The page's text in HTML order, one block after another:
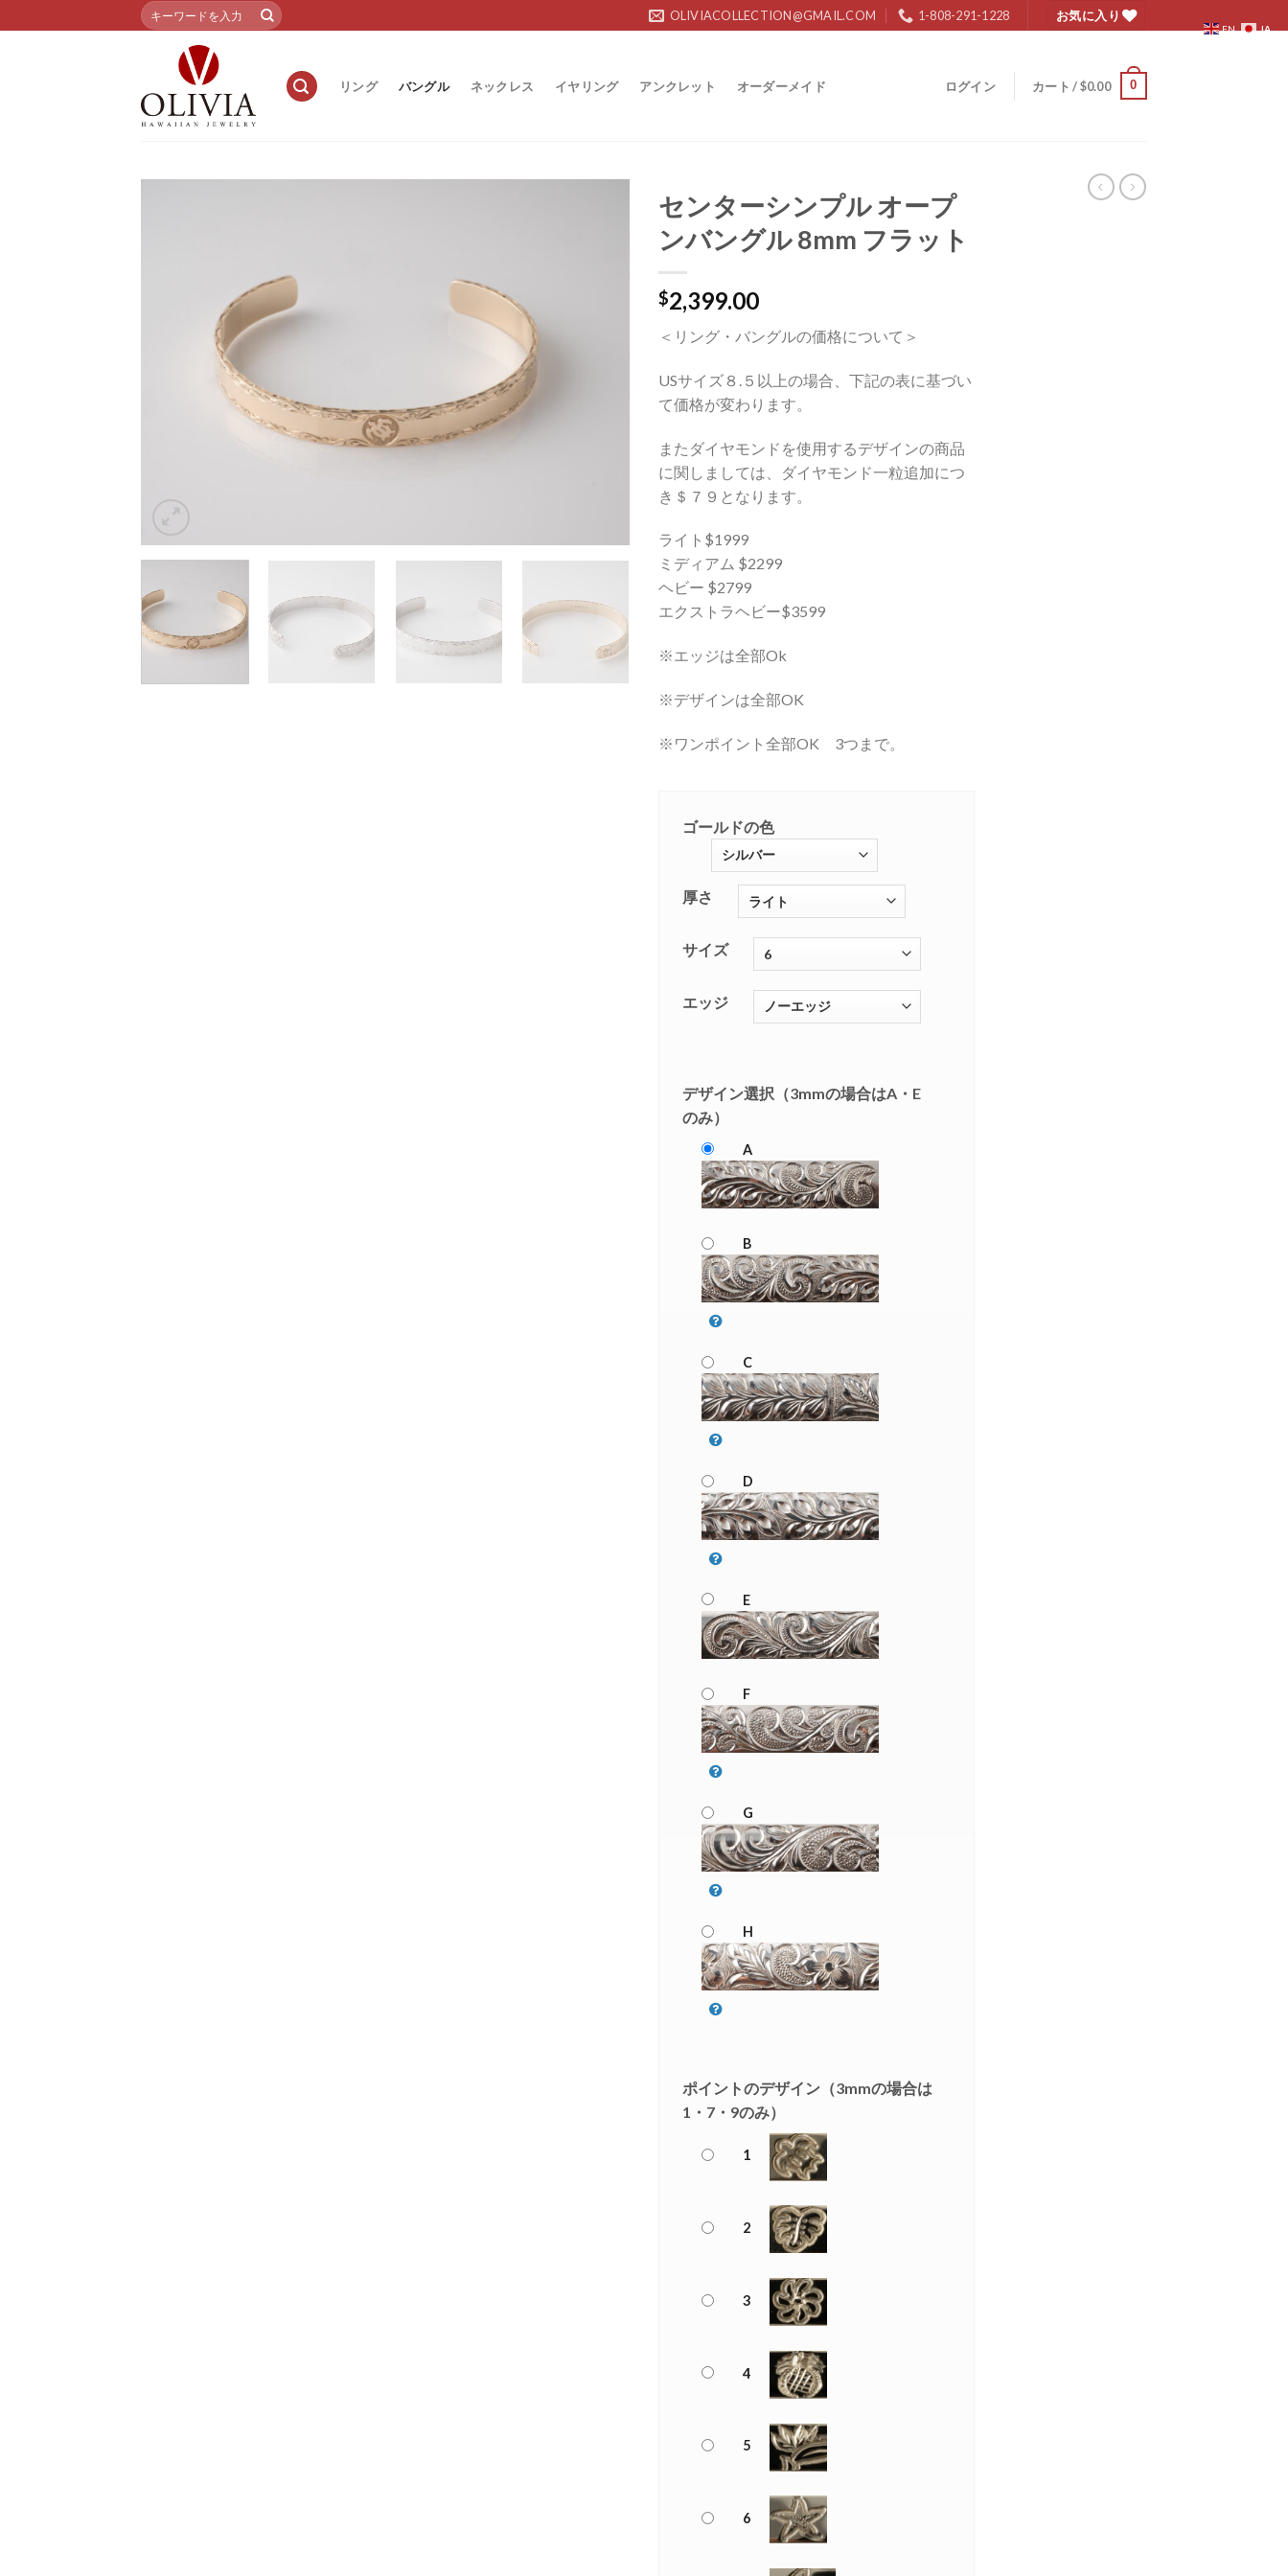
to
検
索
OLIVIACOLLECTION@GMAIL.COM 1-808-291-1228 お気に入り
リング バングル ネックレス イヤリング アンクレット オーダーメイド ログイン カート /$0.00 0
センターシンプル オープ
ンバングル 8mm フラット
$2,399.00
＜リング・バングルの価格について＞
USサイズ８.５以上の場合、下記の表に基づい
て価格が変わります。
またダイヤモンドを使用するデザインの商品
に関しましては、ダイヤモンド一粒追加につ
き＄７９となります。
ライト$1999
ミディアム $2299
ヘビー $2799
エクストラヘビー$3599
※エッジは全部Ok
※デザインは全部OK
※ワンポイント全部OK 3つまで。
ゴールドの色
厚さ
サイズ
エッジ
デザイン選択（3mmの場合はA・E
のみ）
A
B
C
D
E
F
G
H
ポイントのデザイン（3mmの場合は
1・7・9のみ）
1
2
3
4
5
6
EN JA